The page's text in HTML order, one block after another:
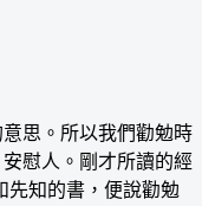
思。所以我們勸勉時
慰人。剛才所讀的經
先知的書，便說勸勉